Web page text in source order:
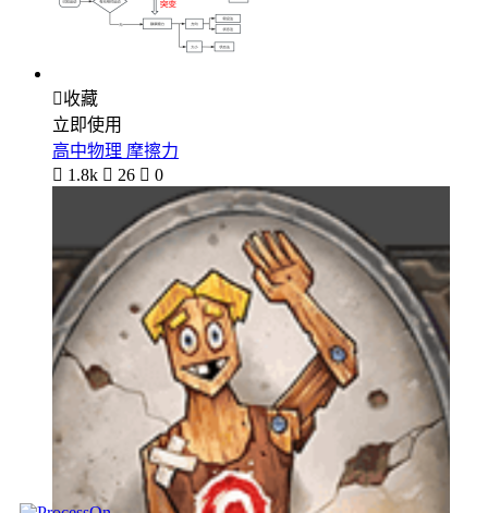
收藏
立即使用
高中物理 摩擦力
 1.8k  26  0